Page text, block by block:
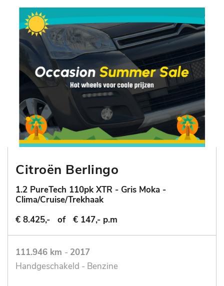
Citroën Berlingo
1.2 PureTech 110pk XTR - Gris Moka -
Clima/Cruise/Trekhaak
€ 8.425,-
of € 147,- p.m
111.946 km - 2017
Handgeschakeld - Benzine